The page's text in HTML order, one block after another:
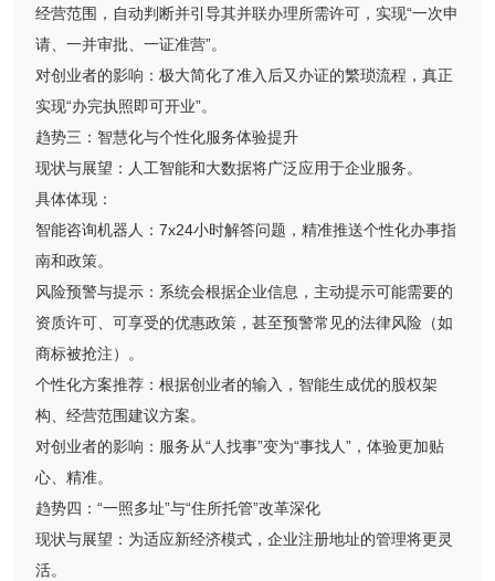
经营范围，自动判断并引导其并联办理所需许可，实现“一次申
请、一并审批、一证准营”。
对创业者的影响：极大简化了准入后又办证的繁琐流程，真正
实现“办完执照即可开业”。
趋势三：智慧化与个性化服务体验提升
现状与展望：人工智能和大数据将广泛应用于企业服务。
具体体现：
智能咨询机器人：7x24小时解答问题，精准推送个性化办事指
南和政策。
风险预警与提示：系统会根据企业信息，主动提示可能需要的
资质许可、可享受的优惠政策，甚至预警常见的法律风险（如
商标被抢注）。
个性化方案推荐：根据创业者的输入，智能生成优的股权架
构、经营范围建议方案。
对创业者的影响：服务从“人找事”变为“事找人”，体验更加贴
心、精准。
趋势四：“一照多址”与“住所托管”改革深化
现状与展望：为适应新经济模式，企业注册地址的管理将更灵
活。